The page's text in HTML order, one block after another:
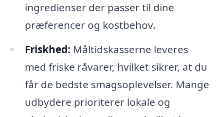
ingredienser der passer til dine
præferencer og kostbehov.
Friskhed: Måltidskasserne leveres
med friske råvarer, hvilket sikrer, at du
får de bedste smagsoplevelser. Mange
udbydere prioriterer lokale og